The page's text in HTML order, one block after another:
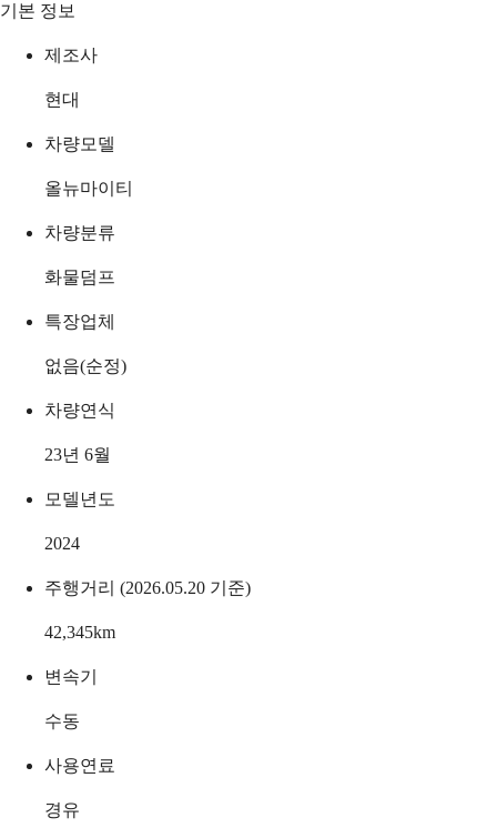
기본 정보
제조사
현대
차량모델
올뉴마이티
차량분류
화물덤프
특장업체
없음(순정)
차량연식
23년 6월
모델년도
2024
주행거리 (2026.05.20 기준)
42,345km
변속기
수동
사용연료
경유